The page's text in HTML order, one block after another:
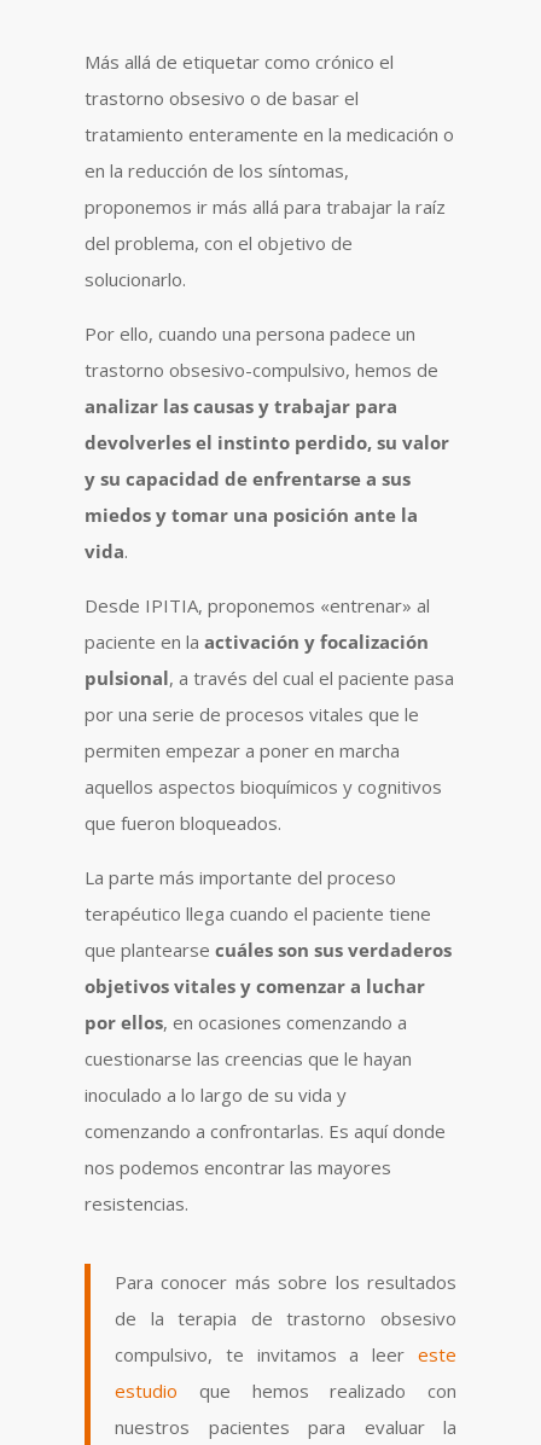
Más allá de etiquetar como crónico el
trastorno obsesivo o de basar el
tratamiento enteramente en la medicación o
en la reducción de los síntomas,
proponemos ir más allá para trabajar la raíz
del problema, con el objetivo de
solucionarlo.
Por ello, cuando una persona padece un
trastorno obsesivo-compulsivo, hemos de
analizar las causas y trabajar para
devolverles el instinto perdido, su valor
y su capacidad de enfrentarse a sus
miedos y tomar una posición ante la
vida.
Desde IPITIA, proponemos «entrenar» al
paciente en la activación y focalización
pulsional, a través del cual el paciente pasa
por una serie de procesos vitales que le
permiten empezar a poner en marcha
aquellos aspectos bioquímicos y cognitivos
que fueron bloqueados.
La parte más importante del proceso
terapéutico llega cuando el paciente tiene
que plantearse cuáles son sus verdaderos
objetivos vitales y comenzar a luchar
por ellos, en ocasiones comenzando a
cuestionarse las creencias que le hayan
inoculado a lo largo de su vida y
comenzando a confrontarlas. Es aquí donde
nos podemos encontrar las mayores
resistencias.
Para conocer más sobre los resultados
de la terapia de trastorno obsesivo
compulsivo, te invitamos a leer este
estudio que hemos realizado con
nuestros pacientes para evaluar la